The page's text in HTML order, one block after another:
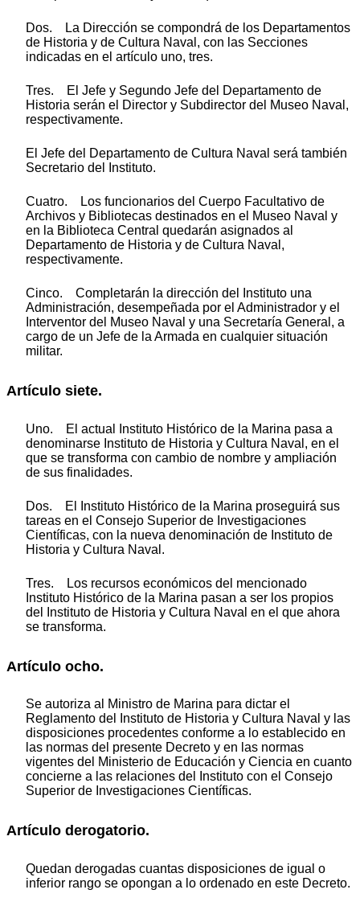
Dos. La Dirección se compondrá de los Departamentos
de Historia y de Cultura Naval, con las Secciones
indicadas en el artículo uno, tres.
Tres. El Jefe y Segundo Jefe del Departamento de
Historia serán el Director y Subdirector del Museo Naval,
respectivamente.
El Jefe del Departamento de Cultura Naval será también
Secretario del Instituto.
Cuatro. Los funcionarios del Cuerpo Facultativo de
Archivos y Bibliotecas destinados en el Museo Naval y
en la Biblioteca Central quedarán asignados al
Departamento de Historia y de Cultura Naval,
respectivamente.
Cinco. Completarán la dirección del Instituto una
Administración, desempeñada por el Administrador y el
Interventor del Museo Naval y una Secretaría General, a
cargo de un Jefe de la Armada en cualquier situación
militar.
Artículo siete.
Uno. El actual Instituto Histórico de la Marina pasa a
denominarse Instituto de Historia y Cultura Naval, en el
que se transforma con cambio de nombre y ampliación
de sus finalidades.
Dos. El Instituto Histórico de la Marina proseguirá sus
tareas en el Consejo Superior de Investigaciones
Científicas, con la nueva denominación de Instituto de
Historia y Cultura Naval.
Tres. Los recursos económicos del mencionado
Instituto Histórico de la Marina pasan a ser los propios
del Instituto de Historia y Cultura Naval en el que ahora
se transforma.
Artículo ocho.
Se autoriza al Ministro de Marina para dictar el
Reglamento del Instituto de Historia y Cultura Naval y las
disposiciones procedentes conforme a lo establecido en
las normas del presente Decreto y en las normas
vigentes del Ministerio de Educación y Ciencia en cuanto
concierne a las relaciones del Instituto con el Consejo
Superior de Investigaciones Científicas.
Artículo derogatorio.
Quedan derogadas cuantas disposiciones de igual o
inferior rango se opongan a lo ordenado en este Decreto.